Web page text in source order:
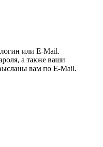
или E-Mail.
а также ваши
вам по E-Mail.